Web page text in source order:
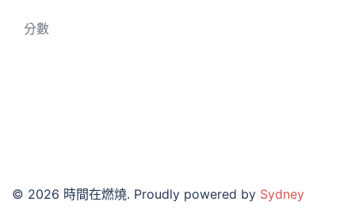
分數
© 2026 時間在燃燒. Proudly powered by Sydney